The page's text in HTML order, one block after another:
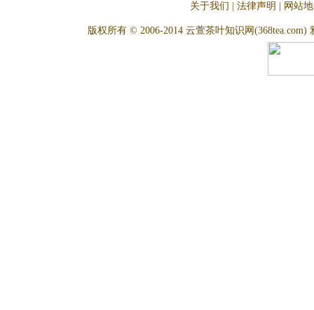
关于我们 法律声明 网站
版权所有 © 2006-2014 云萱茶叶知识网